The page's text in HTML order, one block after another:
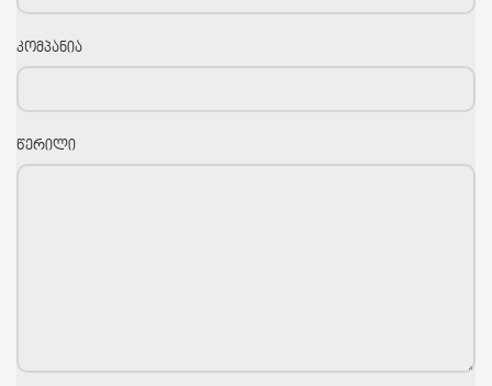
კომპანია
წერილი